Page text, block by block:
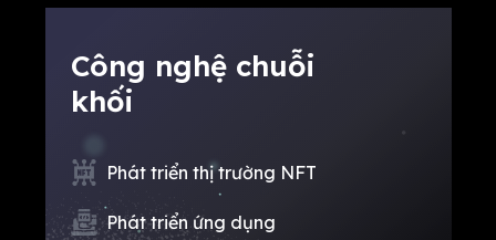
Công nghệ chuỗi
khối
Phát triển thị trường NFT
Phát triển ứng dụng